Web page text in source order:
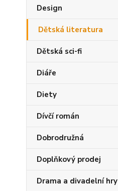
Design
Dětská literatura
Dětská sci-fi
Diáře
Diety
Dívčí román
Dobrodružná
Doplňkový prodej
Drama a divadelní hry